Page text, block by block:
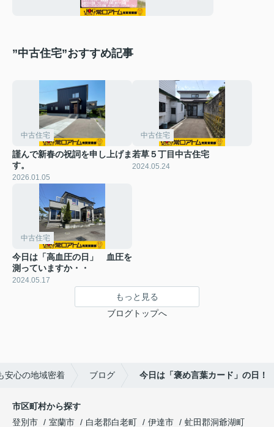
”中古住宅”おすすめ記事
中古住宅
謹んで新春の祝詞を申し上げま
す。
2026.01.05
中古住宅
若草５丁目中古住宅
2024.05.24
中古住宅
今日は「高血圧の日」 血圧を
測っていますか・・
2024.05.17
もっと見る
ブログトップへ
安心の地域密着 ブログ 今日は「褒め言葉カード」の日！
市区町村から探す
登別市
室蘭市 白老郡白老町 伊達市
虻田郡洞爺湖町